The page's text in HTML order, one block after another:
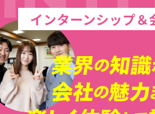
インターンシップ＆